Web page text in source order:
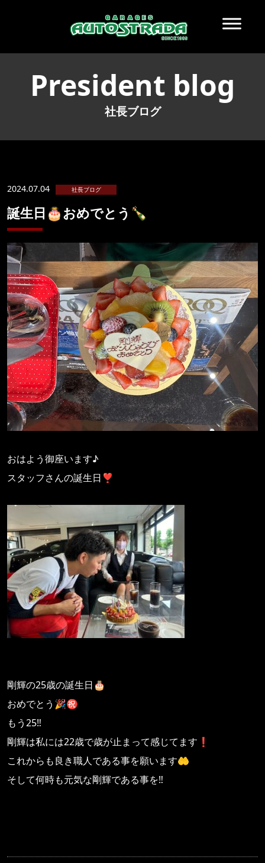
President blog
社長ブログ
2024.07.04 社長ブログ
誕生日🎂おめでとう🍾
おはよう御座います♪
スタッフさんの誕生日❣️
剛輝の25歳の誕生日🎂
おめでとう🎉㊗️
もう25‼️
剛輝は私には22歳で歳が止まって感じてます❗️
これからも良き職人である事を願います🤲
そして何時も元気な剛輝である事を‼️